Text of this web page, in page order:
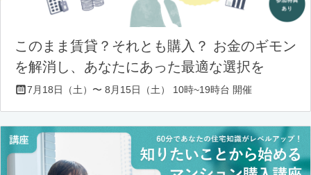
このまま賃貸？それとも購入？ お金のギモン
を解消し、あなたにあった最適な選択を
7月18日（土）〜 8月15日（土） 10時~19時台 開催